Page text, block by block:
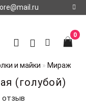
О НАС
0
и майки Мираж
(голубой)
отзыв